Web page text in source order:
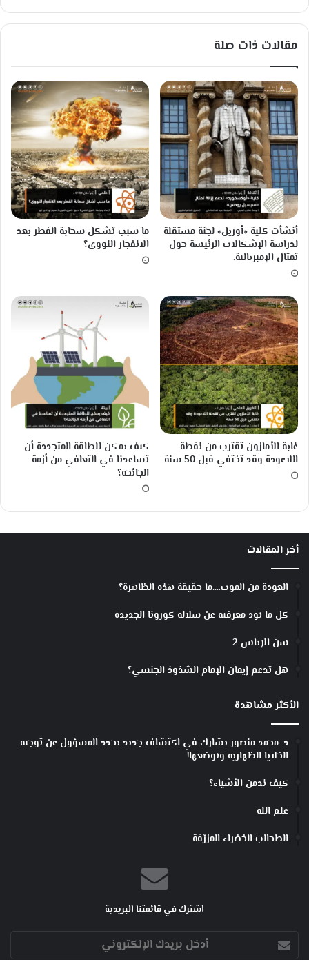
ق
ي
ط
ق
ة
ت
ش
ي
ر
ن
و
ب
ي
ل
ا
ل
ح
ظ
و
ر
ة
ت
ق
ت
ر
ب
م
ن
ا
م
ع
ل
مقالات ذات صلة
أنشأت كلية «أوريل» لجنة مستقلة
لدراسة الإشكالات الرئيسة حول
تمثال الإمبريالية.
ما سبب تشكل سحابة الفطر بعد
الانفجار النووي؟
غابة الأمازون تقترب من نقطة
اللاعودة وقد تختفي قبل 50 سنة
كيف يمكن للطاقة المتجددة أن
تساعدنا في التعافي من أزمة
الجائحة؟
أخر المقالات
العودة من الموت….ما حقيقة هذه الظاهرة؟
كل ما تود معرفته عن سلالة كورونا الجديدة
سن الإياس 2
هل تدعم إيمان الإمام الشذوذ الجنسي؟
الأكثر مشاهدة
د. محمد منصور يشارك في اكتشاف جديد يحدد المسؤول عن توجيه
الخلايا الظهارية وتوضعها!
كيف ندمن الأشياء؟
علم الله
الطحالب الخضراء المزرّقة
اشترك في قائمتنا البريدية
أدخل
بريدك